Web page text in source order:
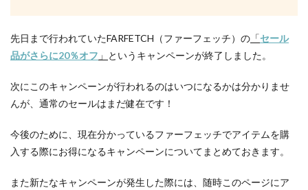
先日まで行われていたFARFETCH（ファーフェッチ）の 「セール
品がさらに20％オフ 」 というキャンペーンが終了しました。
次にこのキャンペーンが行われるのはいつになるかは分かりませ
んが、通常のセールはまだ健在です！
今後のために、現在分かっているファーフェッチでアイテムを購
入する際にお得になるキャンペーンについてまとめておきます。
また新たなキャンペーンが発生した際には、随時このページにア